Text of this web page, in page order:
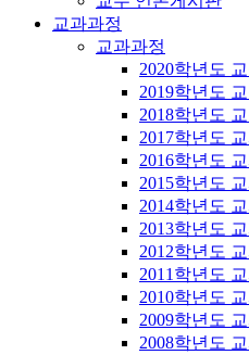
교과과정
교과과정
2020학년도
2019학년도
2018학년도
2017학년도
2016학년도
2015학년도
2014학년도
2013학년도
2012학년도
2011학년도
2010학년도
2009학년도
2008학년도